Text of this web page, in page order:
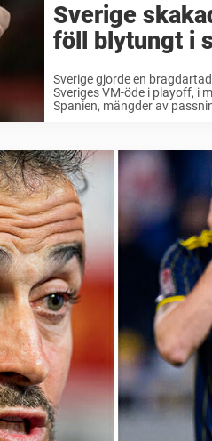
Sverige
föll blytungt i
Sverige gjorde en
Sveriges VM-öde i playoff, i
Spanien, mängder av